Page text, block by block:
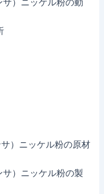
）ニッケル粉の動
）ニッケル粉の原材
）ニッケル粉の製